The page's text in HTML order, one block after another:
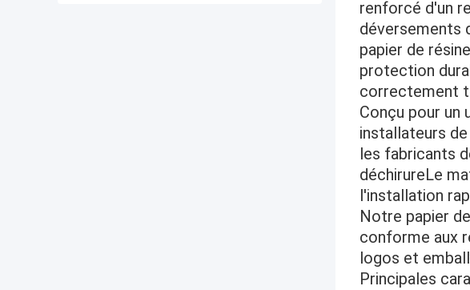
renforcé d'un
déversements
papier de
protection
correctement
Conçu pour un
installateurs
les fabricants
déchirureLe
l'installation
Notre papier
conforme aux
logos et
Principales